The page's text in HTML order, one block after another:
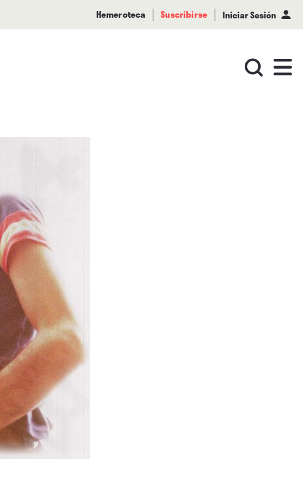
Hemeroteca Suscribirse Iniciar Sesión